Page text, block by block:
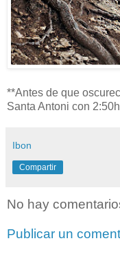
**Antes de que
Santa Antoni con
Ibon
Compartir
No hay
Publicar un